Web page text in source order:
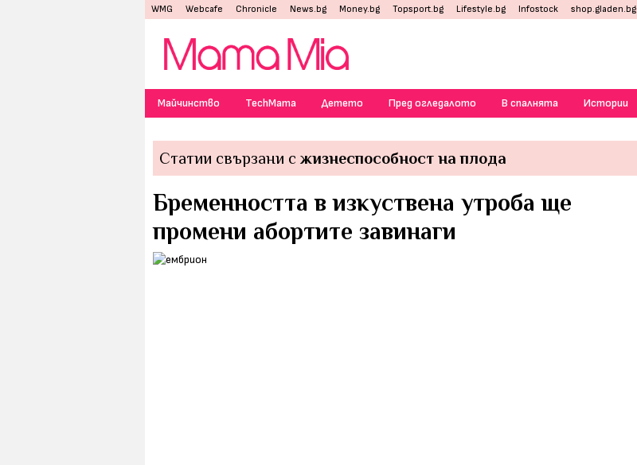
WMG Webcafe Chronicle News.bg Money.bg Topsport.bg Lifestyle.bg Infostock shop.gladen.bg
Майчинство TechMama Детето Пред огледалото В спалнята Истории
Статии свързани с жизнеспособност на плода
Бременността в изкуствена утроба ще
промени абортите завинаги